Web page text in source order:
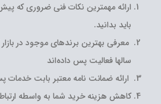
ارائه مهمترین نکات فنی ضروری که
باید بدانید.
معرفی بهترین برندهای موجود در بازار
سالها فعالیت پس داده‌اند
ارائه ضمانت نامه معتبر بابت خدمات
کاهش هزینه خرید شما به واسطه ارتباط